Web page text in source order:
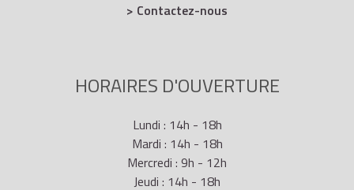
> Contactez-nous
HORAIRES D'OUVERTURE
Lundi : 14h - 18h
Mardi : 14h - 18h
Mercredi : 9h - 12h
Jeudi : 14h - 18h